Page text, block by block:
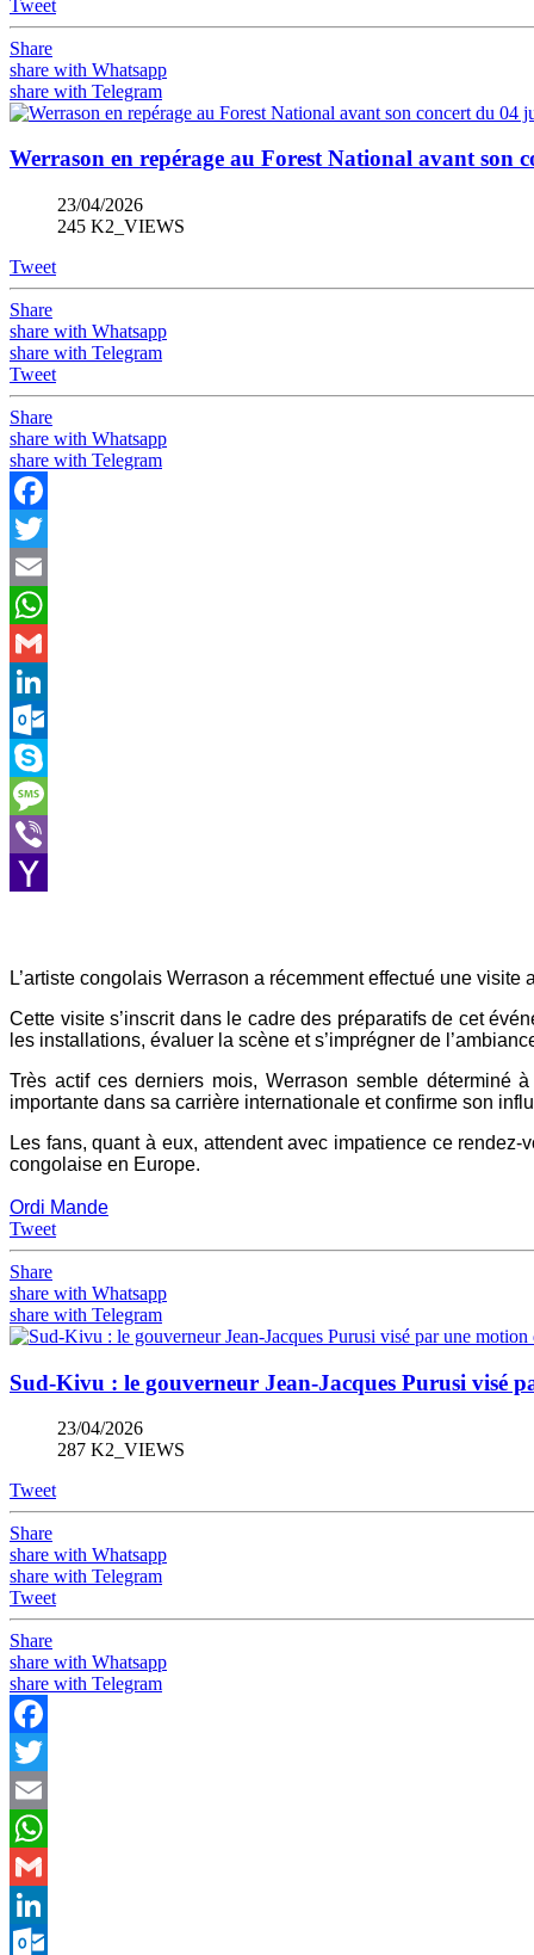
Tweet
Share
share with Whatsapp
share with Telegram
Werrason en repérage au Forest National avant son
23/04/2026
245 K2_VIEWS
Tweet
Share
share with Whatsapp
share with Telegram
Tweet
Share
share with Whatsapp
share with Telegram
Facebook
Twitter
Email
WhatsApp
Gmail
LinkedIn
Outlook.com
Skype
Message
Viber
L’artiste congolais Werrason a récemment effectué une
Cette visite s’inscrit dans le cadre des préparatifs de cet
les installations, évaluer la scène et s’imprégner de
Très actif ces derniers mois, Werrason semble déterminé
importante dans sa carrière internationale et confirme son
Les fans, quant à eux, attendent avec impatience ce
congolaise en Europe.
Ordi Mande
Tweet
Share
share with Whatsapp
share with Telegram
Sud-Kivu : le gouverneur Jean-Jacques Purusi visé
23/04/2026
287 K2_VIEWS
Tweet
Share
share with Whatsapp
share with Telegram
Tweet
Share
share with Whatsapp
share with Telegram
Facebook
Twitter
Email
WhatsApp
Gmail
LinkedIn